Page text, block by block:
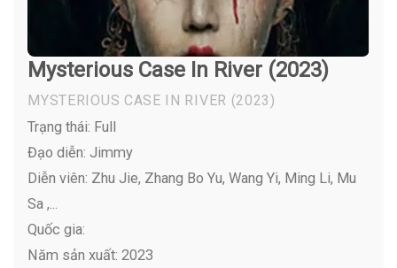
Mysterious Case In River (2023)
MYSTERIOUS CASE IN RIVER (2023)
Trạng thái: Full
Đạo diễn: Jimmy
Diễn viên: Zhu Jie, Zhang Bo Yu, Wang Yi, Ming Li, Mu
Sa ,...
Quốc gia:
Năm sản xuất: 2023